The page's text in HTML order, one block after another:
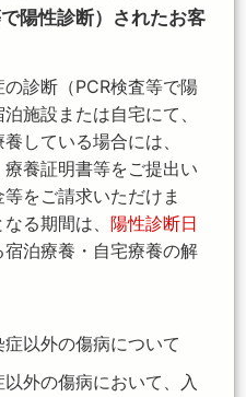
陽性診断）されたお客
診断（PCR検査等で陽
施設または自宅にて、
している場合には、
療養証明書等をご提出い
をご請求いただけま
る期間は、 陽性診断日
泊療養・自宅療養の解
症以外の傷病について
外の傷病において、入